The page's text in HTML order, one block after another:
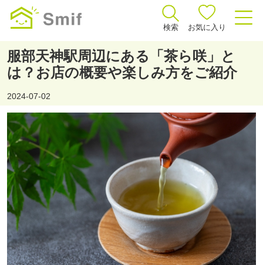
検索 お気に入り
服部天神駅周辺にある「茶ら咲」と
は？お店の概要や楽しみ方をご紹介
2024-07-02